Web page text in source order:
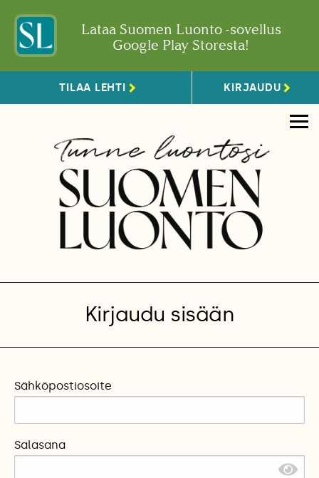
Lataa Suomen Luonto -sovellus
Google Play Storesta!
TILAA LEHTI KIRJAUDU
Kirjaudu sisään
Sähköpostiosoite
Salasana